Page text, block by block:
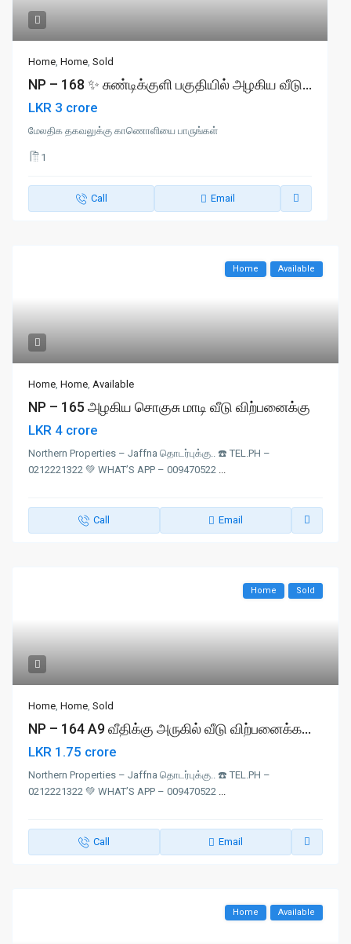
Home,Home,Sold
NP – 168 ✨ சுண்டிக்குளி பகுதியில் அழகிய வீடு...
LKR 3 crore
மேலதிக தகவலுக்கு காணொளியை பாருங்கள்
1
Call Email
Home Available
Home,Home,Available
NP – 165 அழகிய சொகுசு மாடி வீடு விற்பனைக்கு
LKR 4 crore
Northern Properties – Jaffna தொடர்புக்கு.. ☎️ TEL.PH –
0212221322 💚 WHAT’S APP – 009470522 ...
Call Email
Home Sold
Home,Home,Sold
NP – 164 A9 வீதிக்கு அருகில் வீடு விற்பனைக்க...
LKR 1.75 crore
Northern Properties – Jaffna தொடர்புக்கு.. ☎️ TEL.PH –
0212221322 💚 WHAT’S APP – 009470522 ...
Call Email
Home Available